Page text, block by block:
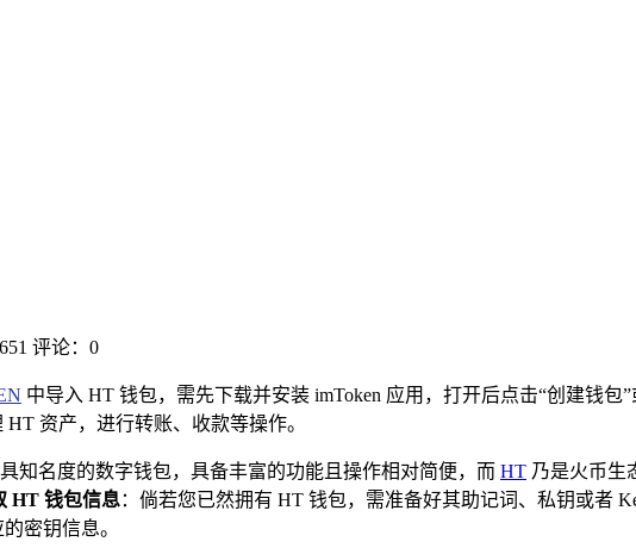
评论：0
中导入 HT 钱包，需先下载并安装 imToken 应用，打开后点击“创建钱包
资产，进行转账、收款等操作。
知名度的数字钱包，具备丰富的功能且操作相对简便，而 HT 乃是火币生
HT 钱包信息：倘若您已然拥有 HT 钱包，需准备好其助记词、私钥或者
密钥信息。